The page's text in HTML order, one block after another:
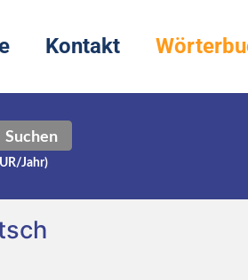
Kontakt
Suchen
Jahr)